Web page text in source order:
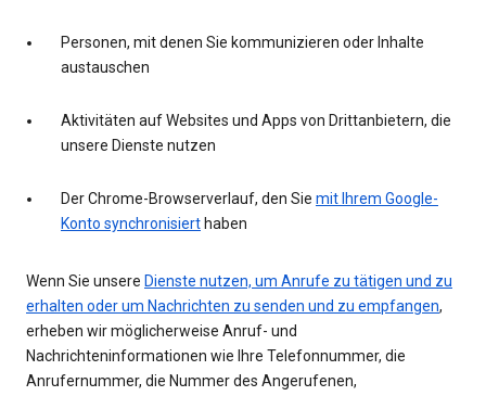
Personen, mit denen Sie kommunizieren oder Inhalte
austauschen
Aktivitäten auf Websites und Apps von Drittanbietern, die
unsere Dienste nutzen
Der Chrome-Browserverlauf, den Sie mit Ihrem Google-
Konto synchronisiert haben
Wenn Sie unsere Dienste nutzen, um Anrufe zu tätigen und zu
erhalten oder um Nachrichten zu senden und zu empfangen,
erheben wir möglicherweise Anruf- und
Nachrichteninformationen wie Ihre Telefonnummer, die
Anrufernummer, die Nummer des Angerufenen,